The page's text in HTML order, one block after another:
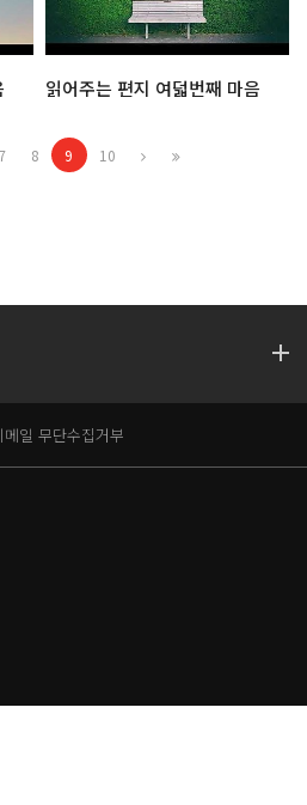
읽어주는 편지 여덟번째 마음
7 8 9 10
메일 무단수집거부